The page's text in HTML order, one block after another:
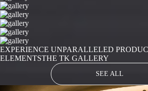
EXPERIENCE UNPARALLELED
ELEMENTSTHE TK GALLERY
SEE ALL